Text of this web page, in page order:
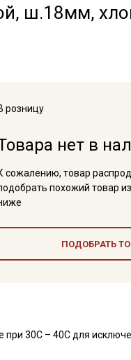
ш.18мм,
розницу
нет в
сожалению, товар
похожий товар
ПОДОБРАТЬ
30С – 40С для